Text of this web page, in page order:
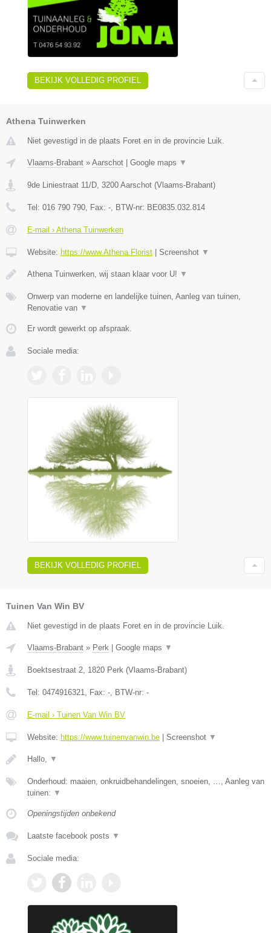
BEKIJK VOLLEDIG PROFIEL
Athena Tuinwerken
Niet gevestigd in de plaats Foret en in de provincie Luik.
Vlaams-Brabant » Aarschot Google maps ▼
9de Liniestraat 11/D, 3200 Aarschot (Vlaams-Brabant)
Tel: 016 790 790, Fax: -, BTW-nr: BE0835.032.814
E-mail › Athena Tuinwerken
Website: https://www.Athena.Florist Screenshot ▼
Athena Tuinwerken, wij staan klaar voor U! ▼
Onwerp van moderne en landelijke tuinen, Aanleg van tuinen,
Renovatie van ▼
Er wordt gewerkt op afspraak.
Sociale media:
BEKIJK VOLLEDIG PROFIEL
Tuinen Van Win BV
Niet gevestigd in de plaats Foret en in de provincie Luik.
Vlaams-Brabant » Perk Google maps ▼
Boektsestraat 2, 1820 Perk (Vlaams-Brabant)
Tel: 0474916321, Fax: -, BTW-nr: -
E-mail › Tuinen Van Win BV
Website: https://www.tuinenvanwin.be Screenshot ▼
Hallo, ▼
Onderhoud: maaien, onkruidbehandelingen, snoeien, …, Aanleg van
tuinen: ▼
Openingstijden onbekend
Laatste facebook posts ▼
Sociale media: